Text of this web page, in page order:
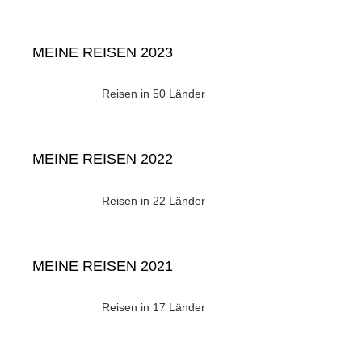
MEINE REISEN 2023
Reisen in 50 Länder
MEINE REISEN 2022
Reisen in 22 Länder
MEINE REISEN 2021
Reisen in 17 Länder